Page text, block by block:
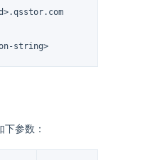
string>
参数：